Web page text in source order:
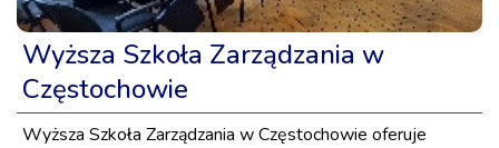
Wyższa Szkoła Zarządzania w
Częstochowie
Wyższa Szkoła Zarządzania w Częstochowie oferuje